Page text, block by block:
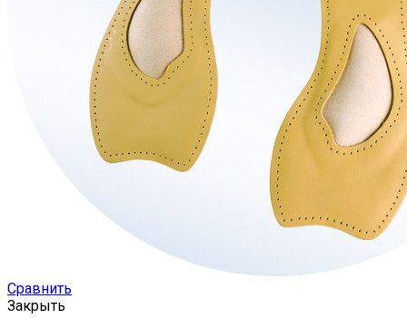
Сравнить
Закрыть